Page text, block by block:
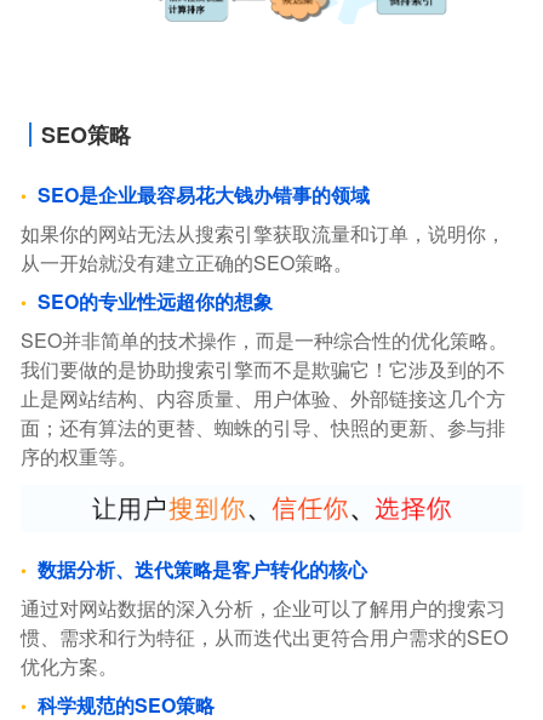
SEO策略
SEO是企业最容易花大钱办错事的领域
如果你的网站无法从搜索引擎获取流量和订单，说明你，
从一开始就没有建立正确的SEO策略。
SEO的专业性远超你的想象
SEO并非简单的技术操作，而是一种综合性的优化策略。
我们要做的是协助搜索引擎而不是欺骗它！它涉及到的不
止是网站结构、内容质量、用户体验、外部链接这几个方
面；还有算法的更替、蜘蛛的引导、快照的更新、参与排
序的权重等。
数据分析、迭代策略是客户转化的核心
通过对网站数据的深入分析，企业可以了解用户的搜索习
惯、需求和行为特征，从而迭代出更符合用户需求的SEO
优化方案。
科学规范的SEO策略